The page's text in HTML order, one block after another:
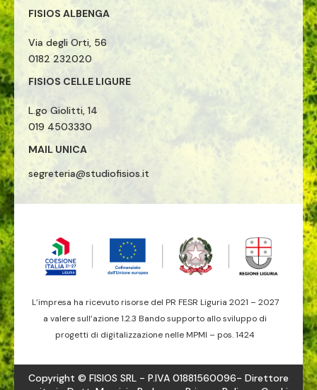
FISIOS ALBENGA
Via degli Orti, 56
0182 232020
FISIOS CELLE LIGURE
L.go Giolitti, 14
019 4503330
MAIL UNICA
segreteria@studiofisios.it
L’impresa ha ricevuto risorse del PR FESR Liguria 2021 – 2027
a valere sull’azione 1.2.3 Bando supporto allo sviluppo di
progetti di digitalizzazione nelle MPMI – pos. 1424
Copyright © FISIOS SRL - P.IVA 01881560096- Direttore